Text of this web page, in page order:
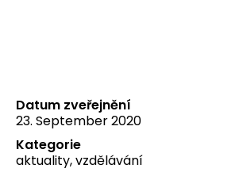
Datum zveřejnění
23. September 2020
Kategorie
aktuality,vzdělávání